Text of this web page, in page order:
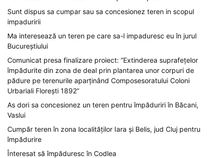
Sunt dispus sa cumpar sau sa concesionez teren in scopul
impaduririi
Ma interesează un teren pe care sa-l impaduresc eu în jurul
Bucureștiului
Comunicat presa finalizare proiect: ”Extinderea suprafețelor
împădurite din zona de deal prin plantarea unor corpuri de
pădure pe terenurile aparținând Composesoratului Coloni
Urbariali Florești 1892”
As dori sa concesionez un teren pentru împăduriri în Băcani,
Vaslui
Cumpăr teren în zona localităților Iara și Belis, jud Cluj pentru
împădurire
Înteresat să împăduresc în Codlea